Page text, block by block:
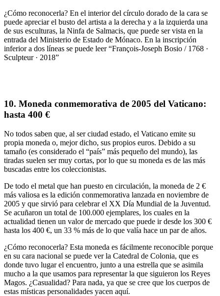
¿Cómo reconocerla? En el interior del círculo dorado de la cara se
puede apreciarel busto del artista a la derecha y a la izquierda una
de sus esculturas, la Ninfa de Salmacis, que puede ser vista en la
entrada del Ministerio de Estado de Mónaco. En la inscripción
inferior a dos líneas se puede leer “François-Joseph Bosio / 1768 ·
Sculpteur · 2018”
10. Moneda conmemorativa de 2005 del Vaticano:
hasta 400 €
No todos saben que, al ser ciudad estado, el Vaticano emite su
propia moneda o, mejor dicho, sus propios euros. Debido a su
tamaño (es considerado el “país” más pequeño del mundo), las
tiradas suelen ser muy cortas, por lo que su moneda es de las más
buscadas entre los coleccionistas.
De todo el metal que han puesto en circulación, la moneda de 2 €
más valiosa es la edición conmemorativa lanzada en noviembre de
2005 y que sirvió para celebrar el XX Día Mundial de la Juventud.
Se acuñaron un total de 100.000 ejemplares, los cuales en la
actualidad tienen un valor de mercado que puede ir desde los 300 €
hasta los 400 €, un 33 % más de lo que valía hace un par de años.
¿Cómo reconocerla? Esta moneda es fácilmente reconocible porque
en su cara nacional se puede ver la Catedral de Colonia, que es
donde tuvo lugar el encuentro, junto a una estrella que se asimila
mucho a la que usamos para representar la que siguieron los Reyes
Magos. ¿Casualidad? Para nada, ya que se cree que los cuerpos de
estas místicas personalidades yacen aquí.